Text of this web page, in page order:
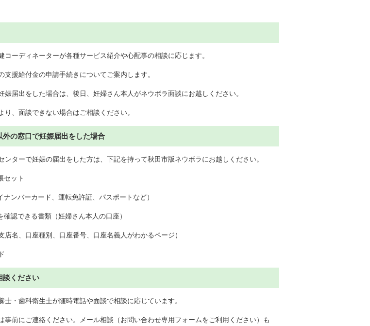
コーディネーターが各種サービス紹介や心配事の相談に応じます。
支援給付金の申請手続きについてご案内します。
娠届出をした場合は、後日、妊婦さん本人がネウボラ面談にお越しください。
り、面談できない場合はご相談ください。
外の窓口で妊娠届出をした場合
ンターで妊娠の届出をした方は、下記を持って秋田市版ネウボラにお越しください。
セット
ナンバーカード、運転免許証、パスポートなど）
認できる書類（妊婦さん本人の口座）
名、口座種別、口座番号、口座名義人がわかるページ）
談ください
士・歯科衛生士が随時電話や面談で相談に応じています。
事前にご連絡ください。メール相談（お問い合わせ専用フォームをご利用ください）も